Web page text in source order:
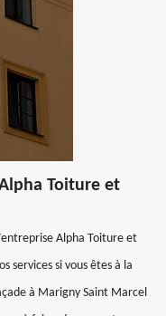
Toiture et
Alpha Toiture et
services si vous êtes à la
à Marigny Saint Marcel